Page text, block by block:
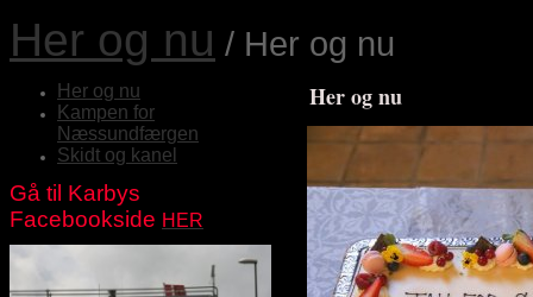
Her og nu / Her og nu
Her og nu
Kampen for
Næssundfærgen
Skidt og kanel
Gå til Karbys
Facebookside HER
Her og nu